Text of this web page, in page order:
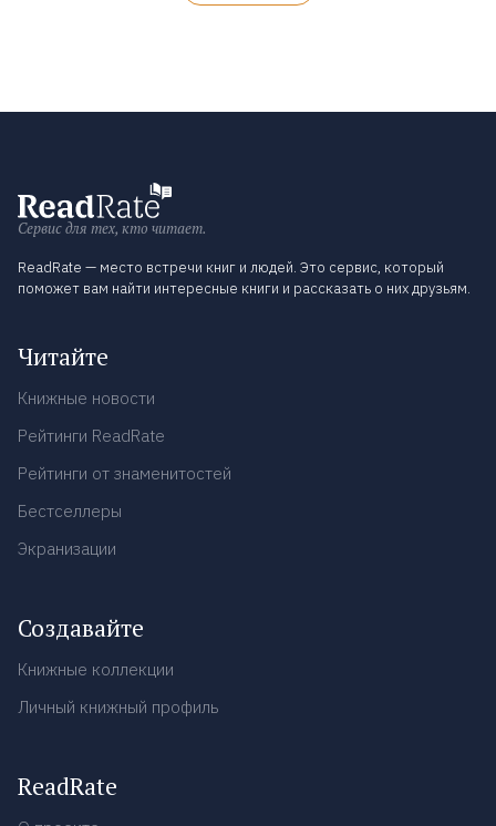
Сервис для тех, кто читает.
ReadRate — место встречи книг и людей. Это сервис, который
поможет вам найти интересные книги и рассказать о них друзьям.
Читайте
Книжные новости
Рейтинги ReadRate
Рейтинги от знаменитостей
Бестселлеры
Экранизации
Создавайте
Книжные коллекции
Личный книжный профиль
ReadRate